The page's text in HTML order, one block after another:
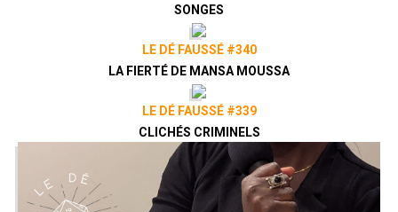
SONGES
LE DÉ FAUSSÉ #340
LA FIERTÉ DE MANSA MOUSSA
LE DÉ FAUSSÉ #339
CLICHÉS CRIMINELS